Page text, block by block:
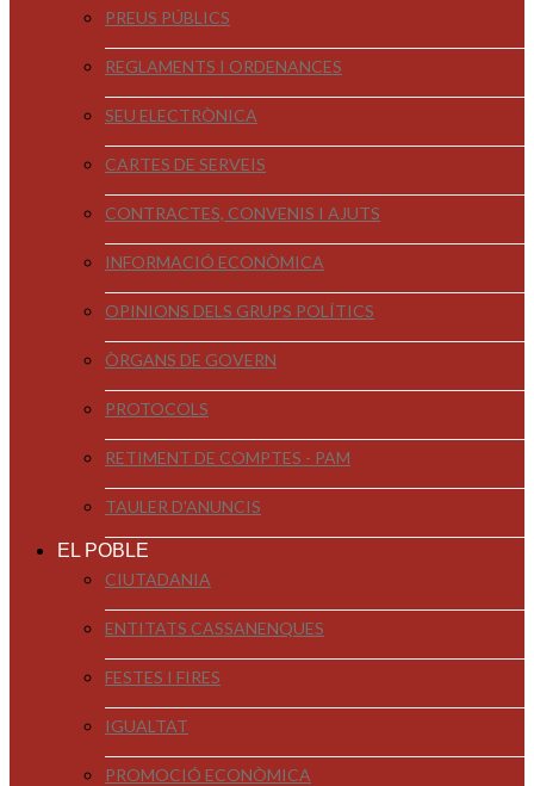
PREUS PÚBLICS
REGLAMENTS I ORDENANCES
SEU ELECTRÒNICA
CARTES DE SERVEIS
CONTRACTES, CONVENIS I AJUTS
INFORMACIÓ ECONÒMICA
OPINIONS DELS GRUPS POLÍTICS
ÒRGANS DE GOVERN
PROTOCOLS
RETIMENT DE COMPTES - PAM
TAULER D'ANUNCIS
EL POBLE
CIUTADANIA
ENTITATS CASSANENQUES
FESTES I FIRES
IGUALTAT
PROMOCIÓ ECONÒMICA